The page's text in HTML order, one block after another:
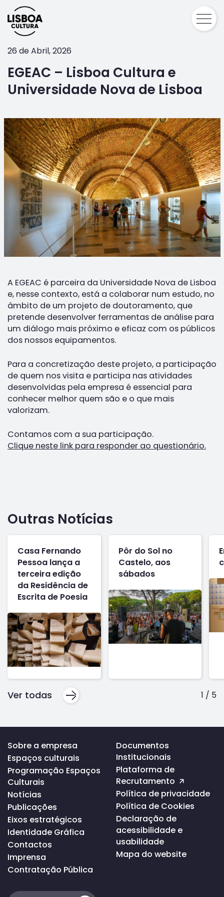
26 de Abril, 2026
EGEAC – Lisboa Cultura e
Universidade Nova de Lisboa
A EGEAC é parceira da Universidade Nova de Lisboa
e, nesse contexto, está a colaborar num estudo, no
âmbito de um projeto de doutoramento, que
pretende desenvolver ferramentas de análise para
um diálogo mais próximo e eficaz com os públicos
dos nossos equipamentos.
Para a concretização deste projeto, a participação
de quem nos visita e participa nas atividades
desenvolvidas pela empresa é essencial para
conhecer melhor quem são e o que mais
valorizam.
Contamos com a sua participação.
Clique neste link para responder ao questionário.
Outras Notícias
Casa Fernando
Pessoa lança a
terceira edição
da Residência de
Escrita de Poesia
Pôr do Sol no
Castelo, aos
sábados
1 / 5
Ver todas
Voltar
ao
topo
da
página
Sobre a empresa
Espaços culturais
Programação Espaços
Culturais
Notícias
Publicações
Eixos estratégicos
Identidade Gráfica
Contactos
Imprensa
Contratação Pública
Documentos
Institucionais
Plataforma de
Recrutamento
Política de privacidade
Política de Cookies
Declaração de
acessibilidade e
usabilidade
Mapa do website